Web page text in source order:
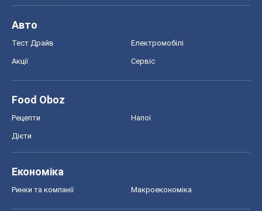
Авто
Тест Драйв Електромобілі
Акції Сервіс
Food Oboz
Рецепти Напої
Дієти
Економіка
Ринки та компанії Макроекономіка